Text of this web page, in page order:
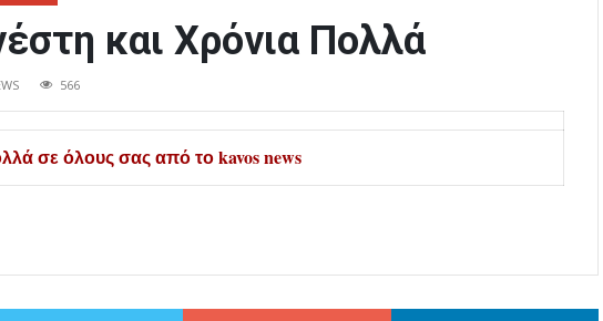
και Χρόνια Πολλά
566
όλους σας από το kavos news